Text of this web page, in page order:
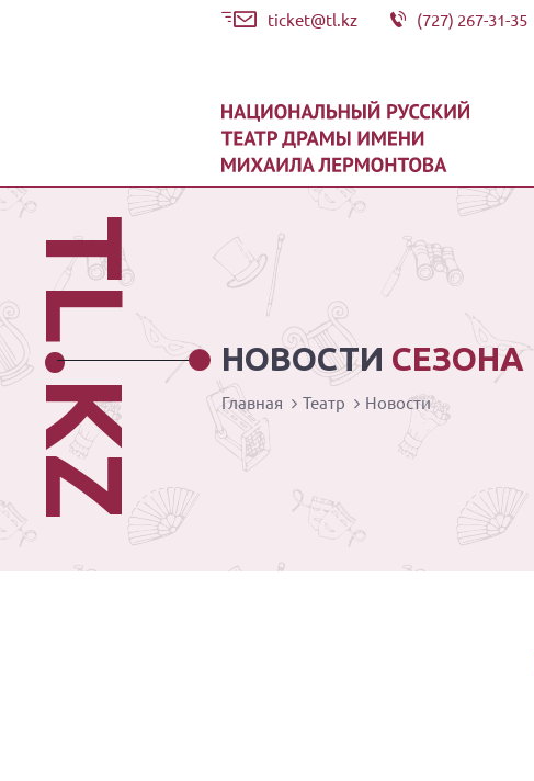
ticket@tl.kz (727) 267-31-35
НОВОСТИ СЕЗОНА
TL.KZ Главная Театр Новости